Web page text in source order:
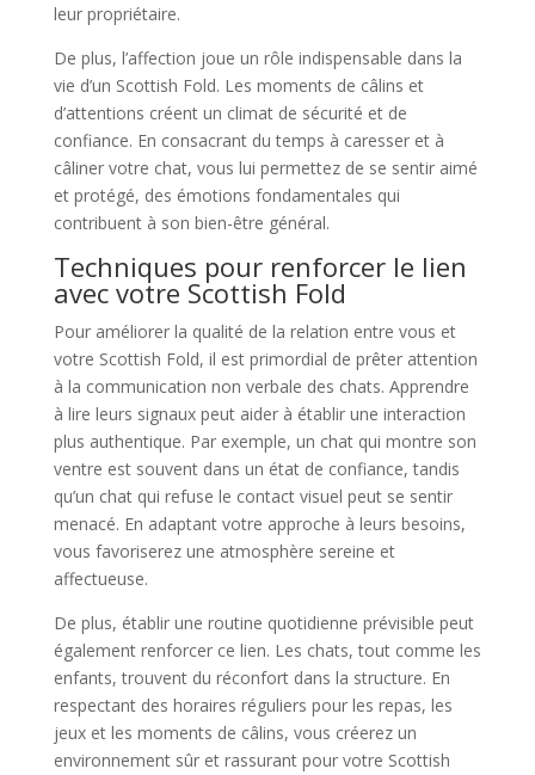
leur propriétaire.
De plus, l’affection joue un rôle indispensable dans la
vie d’un Scottish Fold. Les moments de câlins et
d’attentions créent un climat de sécurité et de
confiance. En consacrant du temps à caresser et à
câliner votre chat, vous lui permettez de se sentir aimé
et protégé, des émotions fondamentales qui
contribuent à son bien-être général.
Techniques pour renforcer le lien
avec votre Scottish Fold
Pour améliorer la qualité de la relation entre vous et
votre Scottish Fold, il est primordial de prêter attention
à la communication non verbale des chats. Apprendre
à lire leurs signaux peut aider à établir une interaction
plus authentique. Par exemple, un chat qui montre son
ventre est souvent dans un état de confiance, tandis
qu’un chat qui refuse le contact visuel peut se sentir
menacé. En adaptant votre approche à leurs besoins,
vous favoriserez une atmosphère sereine et
affectueuse.
De plus, établir une routine quotidienne prévisible peut
également renforcer ce lien. Les chats, tout comme les
enfants, trouvent du réconfort dans la structure. En
respectant des horaires réguliers pour les repas, les
jeux et les moments de câlins, vous créerez un
environnement sûr et rassurant pour votre Scottish